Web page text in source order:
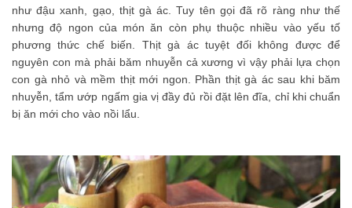
như đậu xanh, gạo, thịt gà ác. Tuy tên gọi đã rõ ràng như thế
nhưng độ ngon của món ăn còn phụ thuộc nhiều vào yếu tố
phương thức chế biến. Thịt gà ác tuyệt đối không được để
nguyên con mà phải băm nhuyễn cả xương vì vậy phải lựa chọn
con gà nhỏ và mềm thịt mới ngon. Phần thịt gà ác sau khi băm
nhuyễn, tẩm ướp ngấm gia vị đầy đủ rồi đặt lên đĩa, chỉ khi chuẩn
bị ăn mới cho vào nồi lẩu.